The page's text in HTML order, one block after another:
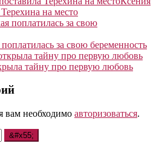
на место
за свою беременность
тайну про первую любовь
вам необходимо авторизоваться.